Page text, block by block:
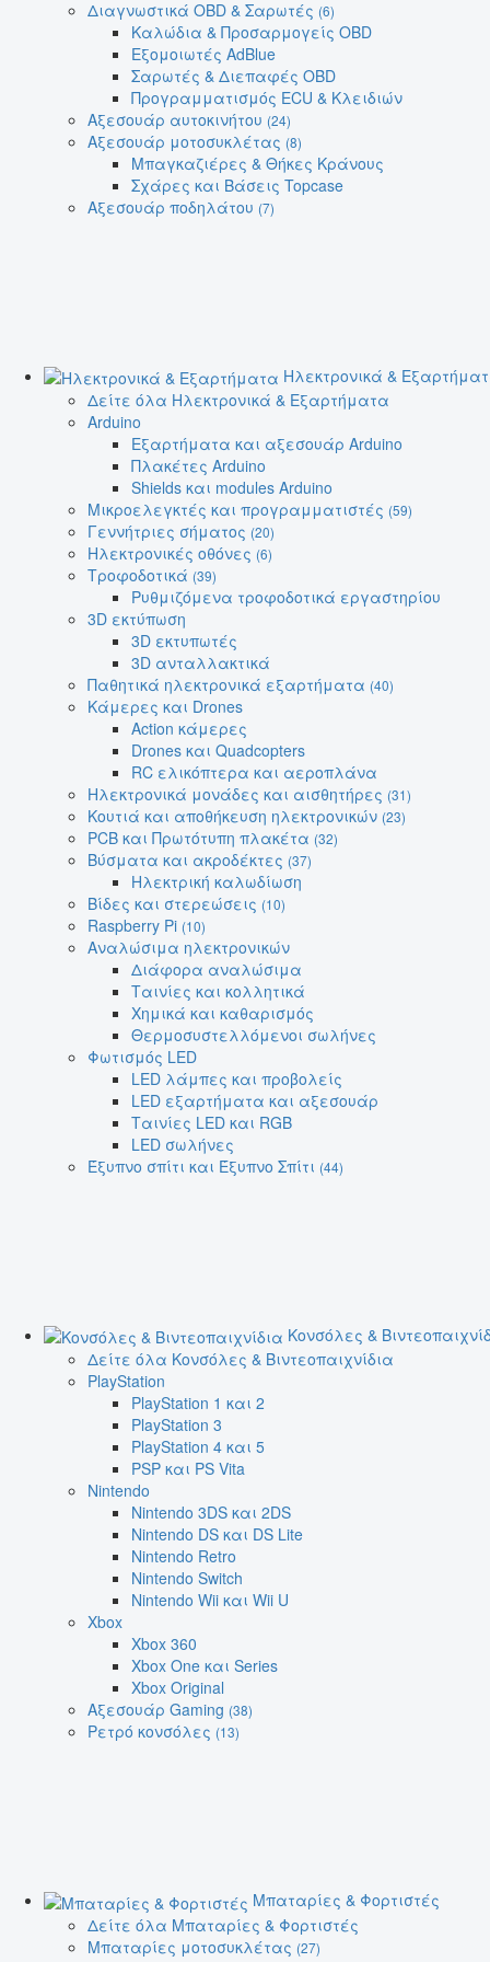
Διαγνωστικά OBD & Σαρωτές (6)
Καλώδια & Προσαρμογείς OBD
Εξομοιωτές AdBlue
Σαρωτές & Διεπαφές OBD
Προγραμματισμός ECU & Κλειδιών
Αξεσουάρ αυτοκινήτου (24)
Αξεσουάρ μοτοσυκλέτας (8)
Μπαγκαζιέρες & Θήκες Κράνους
Σχάρες και Βάσεις Topcase
Αξεσουάρ ποδηλάτου (7)
Ηλεκτρονικά &
Δείτε όλα Ηλεκτρονικά & Εξαρτήματα
Arduino
Εξαρτήματα και αξεσουάρ Arduino
Πλακέτες Arduino
Shields και modules Arduino
Μικροελεγκτές και προγραμματιστές (59)
Γεννήτριες σήματος (20)
Ηλεκτρονικές οθόνες (6)
Τροφοδοτικά (39)
Ρυθμιζόμενα τροφοδοτικά εργαστηρίου
3D εκτύπωση
3D εκτυπωτές
3D ανταλλακτικά
Παθητικά ηλεκτρονικά εξαρτήματα (40)
Κάμερες και Drones
Action κάμερες
Drones και Quadcopters
RC ελικόπτερα και αεροπλάνα
Ηλεκτρονικά μονάδες και αισθητήρες (31)
Κουτιά και αποθήκευση ηλεκτρονικών (23)
PCB και Πρωτότυπη πλακέτα (32)
Βύσματα και ακροδέκτες (37)
Ηλεκτρική καλωδίωση
Βίδες και στερεώσεις (10)
Raspberry Pi (10)
Αναλώσιμα ηλεκτρονικών
Διάφορα αναλώσιμα
Ταινίες και κολλητικά
Χημικά και καθαρισμός
Θερμοσυστελλόμενοι σωλήνες
Φωτισμός LED
LED λάμπες και προβολείς
LED εξαρτήματα και αξεσουάρ
Ταινίες LED και RGB
LED σωλήνες
Έξυπνο σπίτι και Έξυπνο Σπίτι (44)
Κονσόλες &
Δείτε όλα Κονσόλες & Βιντεοπαιχνίδια
PlayStation
PlayStation 1 και 2
PlayStation 3
PlayStation 4 και 5
PSP και PS Vita
Nintendo
Nintendo 3DS και 2DS
Nintendo DS και DS Lite
Nintendo Retro
Nintendo Switch
Nintendo Wii και Wii U
Xbox
Xbox 360
Xbox One και Series
Xbox Original
Αξεσουάρ Gaming (38)
Ρετρό κονσόλες (13)
Μπαταρίες & Φορτιστές
Δείτε όλα Μπαταρίες & Φορτιστές
Μπαταρίες μοτοσυκλέτας (27)